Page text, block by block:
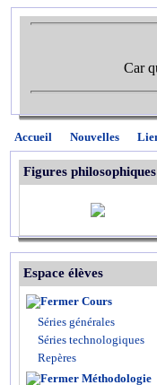
Car
Accueil Nouvelles
Figures philosophiques
Espace élèves
Cours
Séries générales
Séries technologiques
Repères
Méthodologie